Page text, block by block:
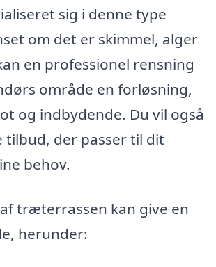
sig i denne type
om det er skimmel, alger
en professionel rensning
område en forløsning,
og indbydende. Du vil også
der passer til dit
behov.
træterrassen kan give en
herunder: